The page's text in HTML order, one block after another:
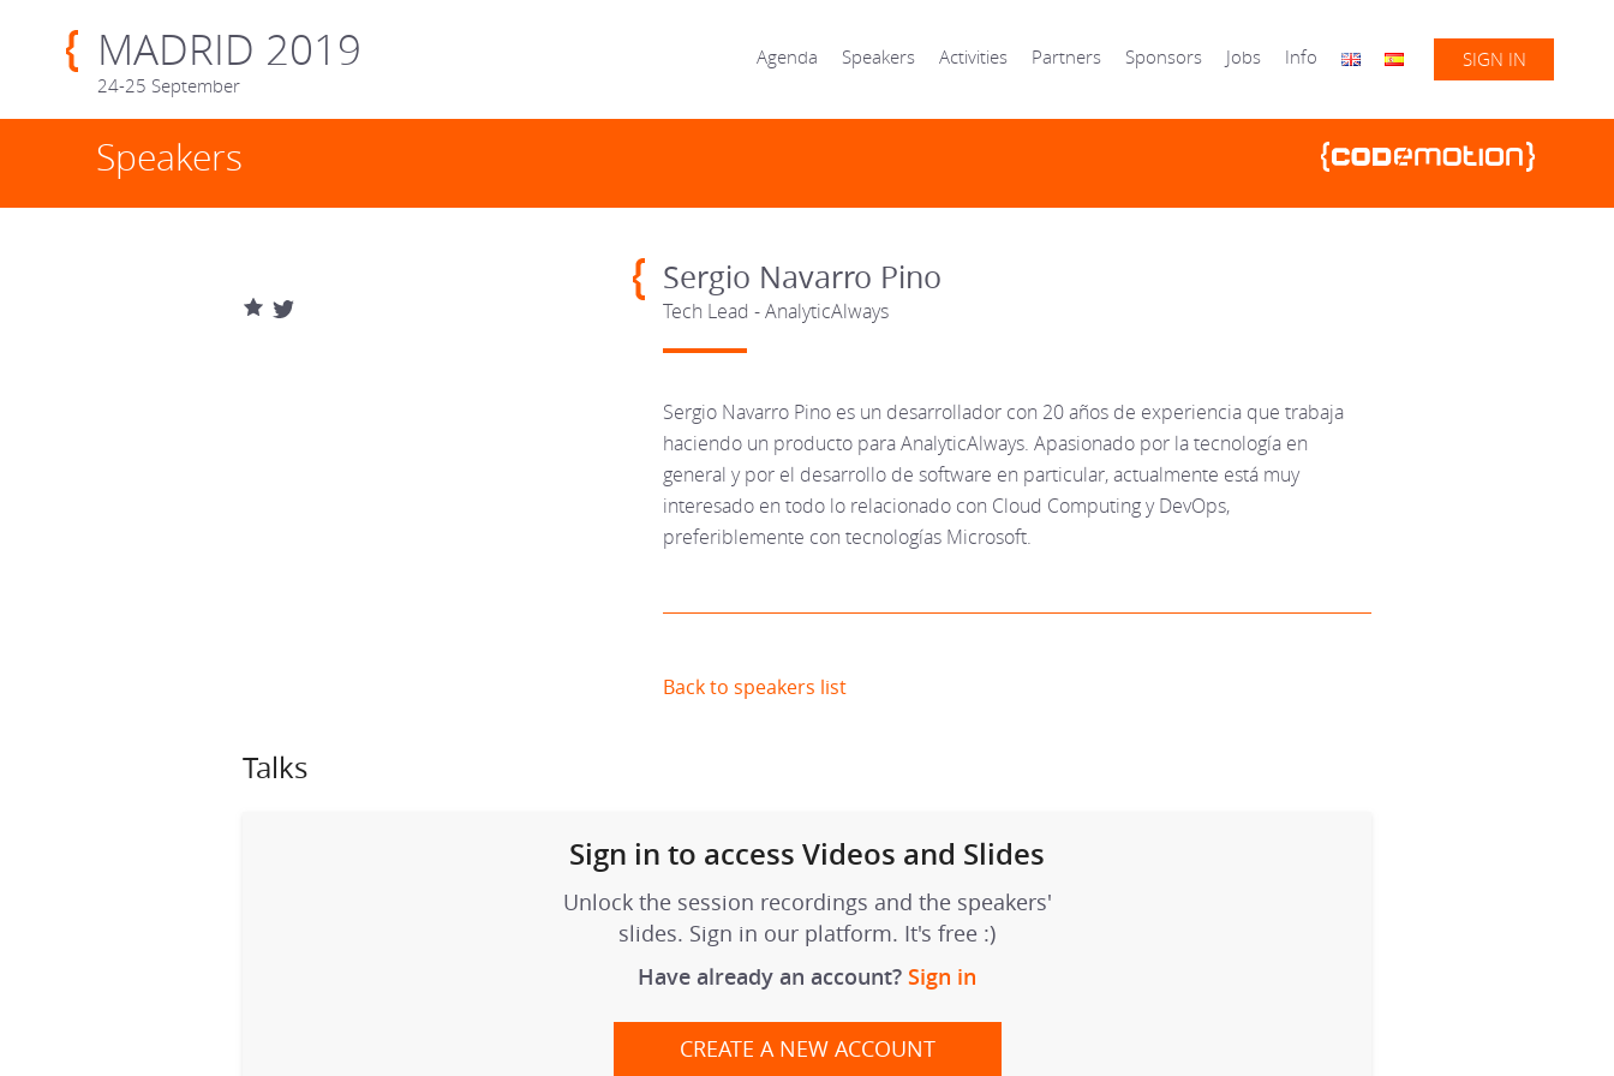
MADRID 2019
24-25 September
SIGN IN
Agenda Speakers Activities Partners Sponsors Jobs Info
Speakers
Sergio Navarro Pino
Tech Lead - AnalyticAlways
Sergio Navarro Pino es un desarrollador con 20 años de experiencia que trabaja
haciendo un producto para AnalyticAlways. Apasionado por la tecnología en
general y por el desarrollo de software en particular, actualmente está muy
interesado en todo lo relacionado con Cloud Computing y DevOps,
preferiblemente con tecnologías Microsoft.
Back to speakers list
Talks
Sign in to access Videos and Slides
Unlock the session recordings and the speakers'
slides. Sign in our platform. It's free :)
Have already an account? Sign in
CREATE A NEW ACCOUNT